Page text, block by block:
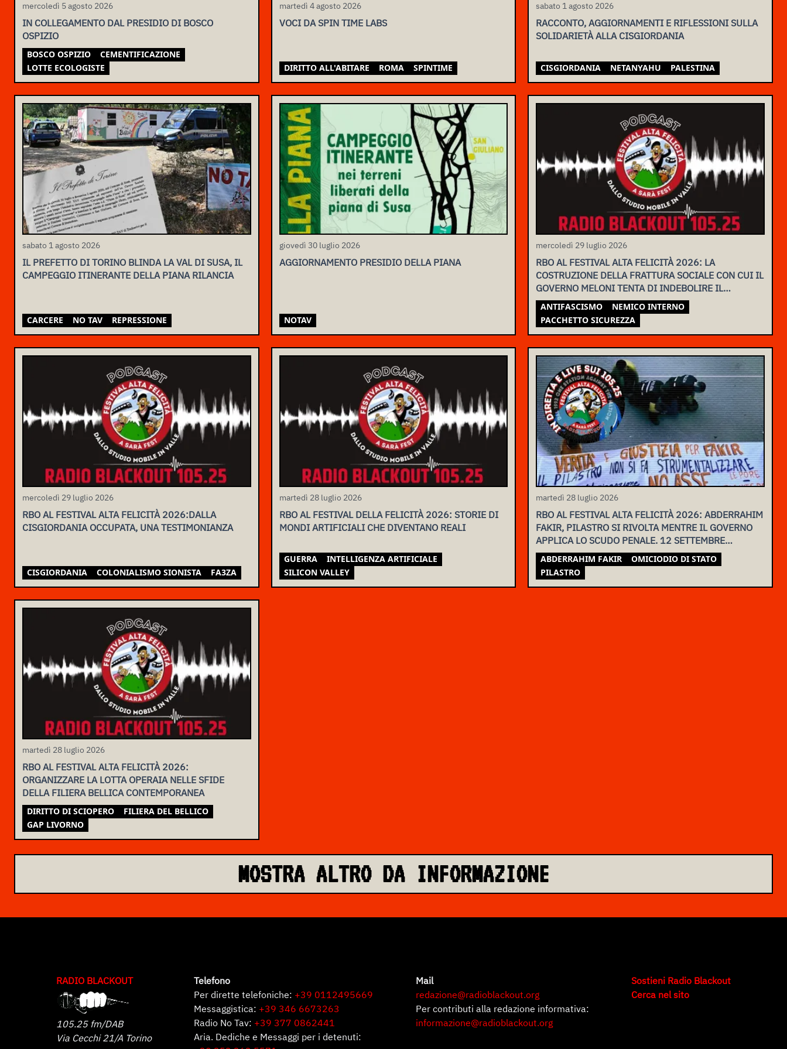
mercoledì 5 agosto 2026
IN COLLEGAMENTO DAL PRESIDIO DI BOSCO
OSPIZIO
BOSCO OSPIZIO
CEMENTIFICAZIONE
LOTTE ECOLOGISTE
martedì 4 agosto 2026
VOCI DA SPIN TIME LABS
DIRITTO ALL'ABITARE ROMA SPINTIME
sabato 1 agosto 2026
RACCONTO, AGGIORNAMENTI E RIFLESSIONI SULLA
SOLIDARIETÀ ALLA CISGIORDANIA
CISGIORDANIA NETANYAHU PALESTINA
sabato 1 agosto 2026
IL PREFETTO DI TORINO BLINDA LA VAL DI SUSA, IL
CAMPEGGIO ITINERANTE DELLA PIANA RILANCIA
CARCERE NO TAV REPRESSIONE
giovedì 30 luglio 2026
AGGIORNAMENTO PRESIDIO DELLA PIANA
NOTAV
mercoledì 29 luglio 2026
RBO AL FESTIVAL ALTA FELICITÀ 2026: LA
COSTRUZIONE DELLA FRATTURA SOCIALE CON CUI IL
GOVERNO MELONI TENTA DI INDEBOLIRE IL
MOVIMENTO
ANTIFASCISMO
NEMICO INTERNO
PACCHETTO SICUREZZA
mercoledì 29 luglio 2026
RBO AL FESTIVAL ALTA FELICITÀ 2026:DALLA
CISGIORDANIA OCCUPATA, UNA TESTIMONIANZA
CISGIORDANIA COLONIALISMO SIONISTA FA3ZA
martedì 28 luglio 2026
RBO AL FESTIVAL DELLA FELICITÀ 2026: STORIE DI
MONDI ARTIFICIALI CHE DIVENTANO REALI
GUERRA
INTELLIGENZA ARTIFICIALE
SILICON VALLEY
martedì 28 luglio 2026
RBO AL FESTIVAL ALTA FELICITÀ 2026: ABDERRAHIM
FAKIR, PILASTRO SI RIVOLTA MENTRE IL GOVERNO
APPLICA LO SCUDO PENALE. 12 SETTEMBRE
ASSEMBLEA NAZIONALE
ABDERRAHIM FAKIR
OMICIODIO DI STATO
PILASTRO
martedì 28 luglio 2026
RBO AL FESTIVAL ALTA FELICITÀ 2026:
ORGANIZZARE LA LOTTA OPERAIA NELLE SFIDE
DELLA FILIERA BELLICA CONTEMPORANEA
DIRITTO DI SCIOPERO
FILIERA DEL BELLICO
GAP LIVORNO
MOSTRA ALTRO DA INFORMAZIONE
RADIO BLACKOUT
105.25 fm/DAB
Via Cecchi 21/A Torino
Telefono
Per dirette telefoniche: +39 0112495669
Messaggistica: +39 346 6673263
Radio No Tav: +39 377 0862441
Aria. Dediche e Messaggi per i detenuti:
Mail
redazione@radioblackout.org
Per contributi alla redazione informativa:
informazione@radioblackout.org
Sostieni Radio Blackout
Cerca nel sito